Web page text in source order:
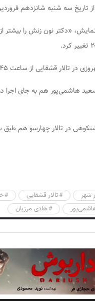
تاریخ سه شنبه شانزدهم
«دکتر نون زنش را
۱۹:۴۵ به ساعت ۲۰:۱۵ تغییر پیدا کرده است.
شهر تالار قشقایی
هادی مرزبان